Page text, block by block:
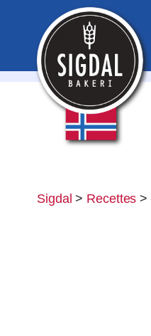
Sigdal > Recettes >